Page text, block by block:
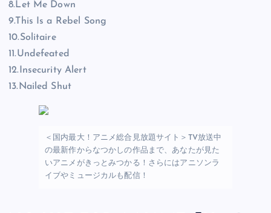
8.Let Me Down
9.This Is a Rebel Song
10.Solitaire
11.Undefeated
12.Insecurity Alert
13.Nailed Shut
＜国内最大！アニメ総合見放題サイト＞TV放送中
の最新作からなつかしの作品まで、あなたが見た
いアニメがきっとみつかる！さらにはアニソンラ
イブやミュージカルも配信！